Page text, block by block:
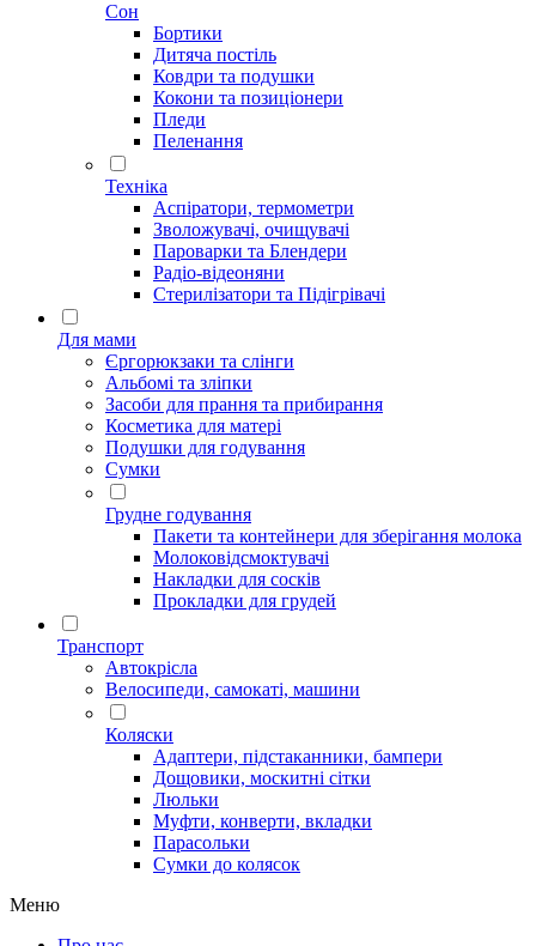
Сон
Бортики
Дитяча постіль
Ковдри та подушки
Кокони та позиціонери
Пледи
Пеленання
Техніка
Аспіратори, термометри
Зволожувачі, очищувачі
Пароварки та Блендери
Радіо-відеоняни
Стерилізатори та Підігрівачі
Для мами
Єргорюкзаки та слінги
Альбомі та зліпки
Засоби для прання та прибирання
Косметика для матері
Подушки для годування
Сумки
Грудне годування
Пакети та контейнери для зберігання молока
Молоковідсмоктувачі
Накладки для сосків
Прокладки для грудей
Транспорт
Автокрісла
Велосипеди, самокаті, машини
Коляски
Адаптери, підстаканники, бампери
Дощовики, москитні сітки
Люльки
Муфти, конверти, вкладки
Парасольки
Сумки до колясок
Меню